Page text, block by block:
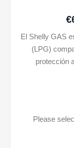
El Shelly GAS
(LPG)
protección
Please